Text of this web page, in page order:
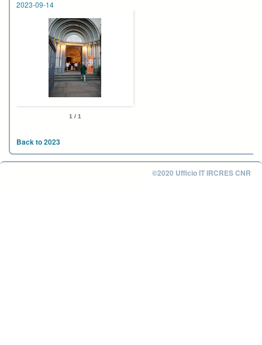
2023-09-14
1 / 1
Back to 2023
©2020 Ufficio IT IRCRES CNR